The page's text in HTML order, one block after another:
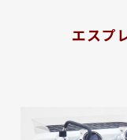
エスプ